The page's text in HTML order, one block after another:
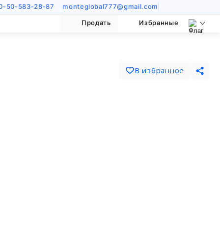
50-583-28-87 monteglobal777@gmail.com
Продать Избранные
В избранное